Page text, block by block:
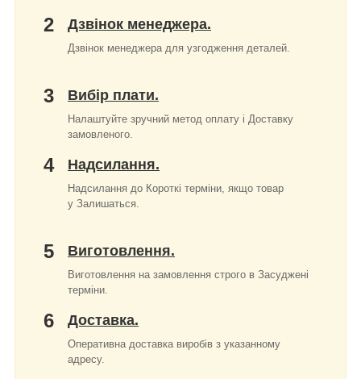
2 Дзвінок менеджера.
Дзвінок менеджера для узгодження деталей.
3 Вибір плати.
Налаштуйте зручний метод оплату і Доставку
замовленого.
4 Надсилання.
Надсилання до Короткі терміни, якщо товар
у Залишаться.
5 Виготовлення.
Виготовлення на замовлення строго в Засуджені
терміни.
6 Доставка.
Оперативна доставка виробів з указанному
адресу.